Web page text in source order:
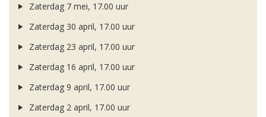
Zaterdag 7 mei, 17.00 uur
Zaterdag 30 april, 17.00 uur
Zaterdag 23 april, 17.00 uur
Zaterdag 16 april, 17.00 uur
Zaterdag 9 april, 17.00 uur
Zaterdag 2 april, 17.00 uur